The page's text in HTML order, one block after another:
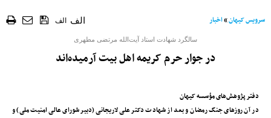
سرویس کیهان»اخبار الف الف
سالگرد شهادت استاد آیت‌الله مرتضی مطهری
در جوار حرم کریمه اهل بیت آرمیده‌اند
دفتر پژوهش‌های مؤسسه کیهان
در آن روزهای جنگ رمضان و بعد از شهادت دکتر علی لاریجانی (دبیر شورای عالی امنیت ملی) و